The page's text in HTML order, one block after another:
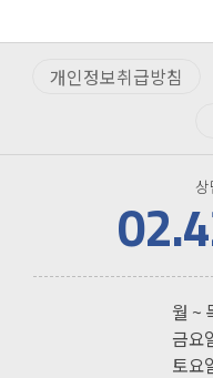
개인정보취급방침
상
월 ~
금요
토요